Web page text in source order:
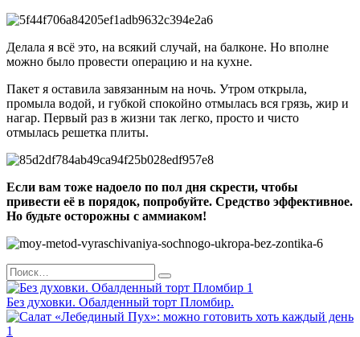
Делала я всё это, на всякий случай, на балконе. Но вполне
можно было провести операцию и на кухне.
Пакет я оставила завязанным на ночь. Утром открыла,
промыла водой, и губкой спокойно отмылась вся грязь, жир и
нагар. Первый раз в жизни так легко, просто и чисто
отмылась решетка плиты.
Если вам тоже надоело по пол дня скрести, чтобы
привести её в порядок, попробуйте. Средство эффективное.
Но будьте осторожны с аммиаком!
Search
for:
Без духовки. Обалденный торт Пломбир.